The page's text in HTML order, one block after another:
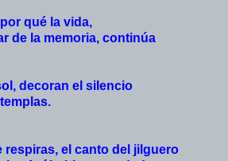
qué la vida,
de la memoria, continúa
decoran el silencio
respiras, el canto del jilguero